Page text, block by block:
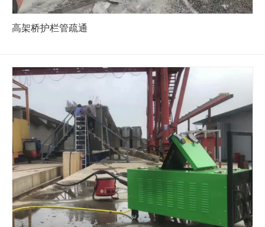
高架桥护栏管疏通